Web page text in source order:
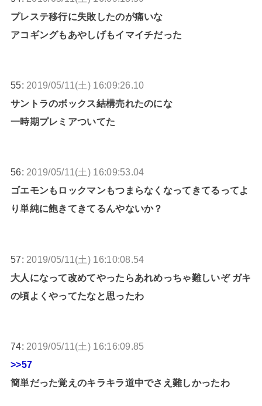
プレステ移行に失敗したのが痛いな
アコギングもあやしげもイマイチだった
55: 2019/05/11(土) 16:09:26.10
サントラのボックス結構売れたのにな
一時期プレミアついてた
56: 2019/05/11(土) 16:09:53.04
ゴエモンもロックマンもつまらなくなってきてるってよ
り単純に飽きてきてるんやないか？
57: 2019/05/11(土) 16:10:08.54
大人になって改めてやったらあれめっちゃ難しいぞ ガキ
の頃よくやってたなと思ったわ
74: 2019/05/11(土) 16:16:09.85
>>57
簡単だった覚えのキラキラ道中でさえ難しかったわ